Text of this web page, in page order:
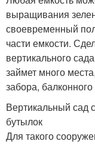
выращивания
своевременный
части емкости.
вертикального
займет много
забора,
Вертикальный сад
бутылок
Для такого